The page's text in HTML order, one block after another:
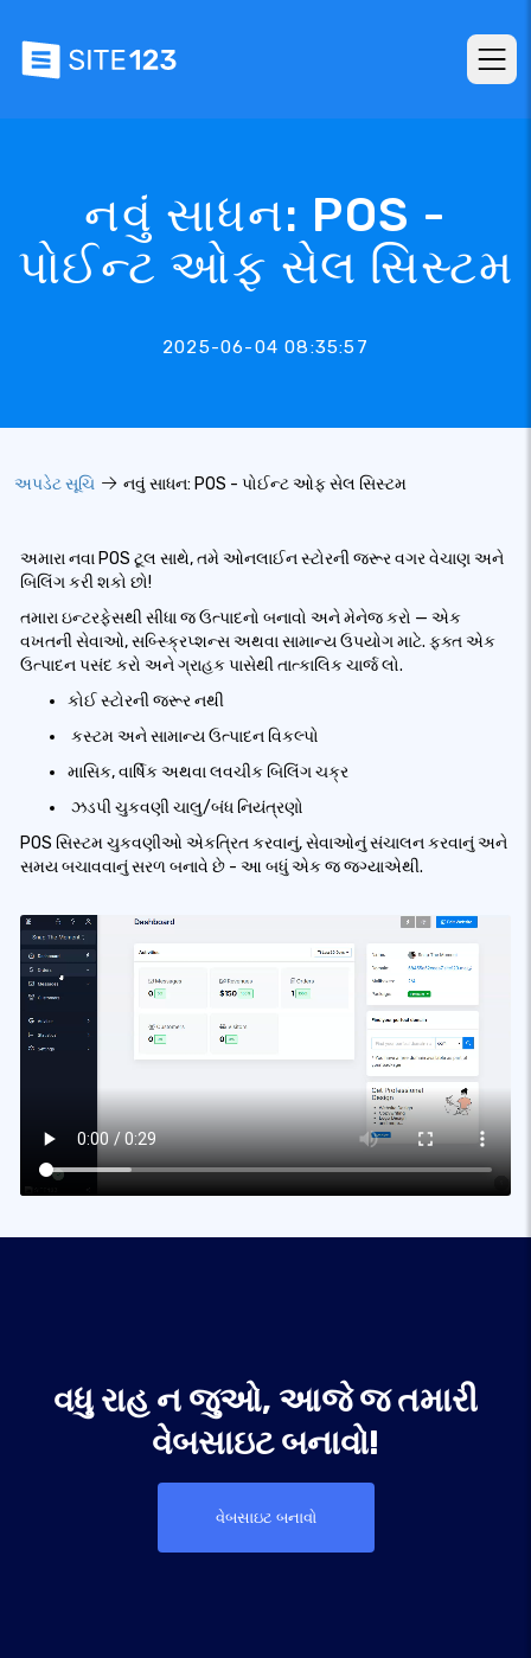
નવું સાધન: POS -
પોઈન્ટ ઓફ સેલ સિસ્ટમ
2025-06-04 08:35:57
અપડેટ સૂચિ નવું સાધન: POS - પોઈન્ટ ઓફ સેલ સિસ્ટમ
અમારા નવા POS ટૂલ સાથે, તમે ઓનલાઈન સ્ટોરની જરૂર વગર વેચાણ અને
બિલિંગ કરી શકો છો!
તમારા ઇન્ટરફેસથી સીધા જ ઉત્પાદનો બનાવો અને મેનેજ કરો — એક
વખતની સેવાઓ, સબ્સ્ક્રિપ્શન્સ અથવા સામાન્ય ઉપયોગ માટે. ફક્ત એક
ઉત્પાદન પસંદ કરો અને ગ્રાહક પાસેથી તાત્કાલિક ચાર્જ લો.
કોઈ સ્ટોરની જરૂર નથી
️ કસ્ટમ અને સામાન્ય ઉત્પાદન વિકલ્પો
માસિક, વાર્ષિક અથવા લવચીક બિલિંગ ચક્ર
️ ઝડપી ચુકવણી ચાલુ/બંધ નિયંત્રણો
POS સિસ્ટમ ચુકવણીઓ એકત્રિત કરવાનું, સેવાઓનું સંચાલન કરવાનું અને
સમય બચાવવાનું સરળ બનાવે છે - આ બધું એક જ જગ્યાએથી.
વધુ રાહ ન જુઓ, આજે જ તમારી
વેબસાઇટ બનાવો!
વેબસાઇટ બનાવો